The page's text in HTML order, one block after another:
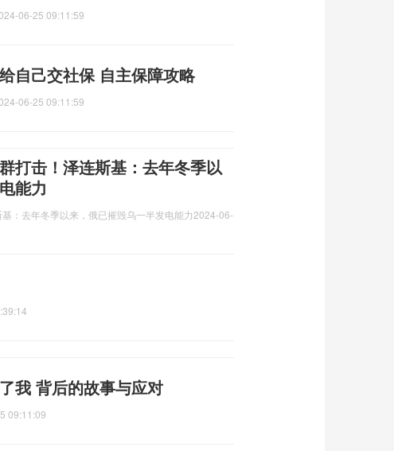
06-25 09:11:59
自己交社保 自主保障攻略
06-25 09:11:59
打击！泽连斯基：去年冬季以
能力
：去年冬季以来，俄已摧毁乌一半发电能力2024-06-
我 背后的故事与应对
09:11:09